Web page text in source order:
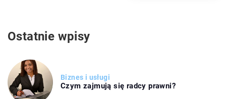
Ostatnie wpisy
Biznes i usługi
Czym zajmują się radcy prawni?